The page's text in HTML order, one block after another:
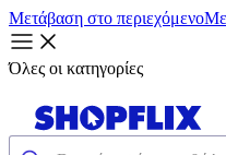
Μετάβαση στο περιεχόμενο
Όλες οι κατηγορίες